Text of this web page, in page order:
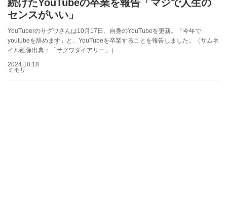
続けたYouTubeの卒業を報告「マジで人生の
センスがいい」
YouTuberのサグワさんは10月17日、自身のYouTubeを更新。『今年で
youtubeを辞めます』と、YouTubeを卒業することを報告しました。（サムネ
イル画像出典：「サグワダイアリー」）
2024.10.18
ミモリ